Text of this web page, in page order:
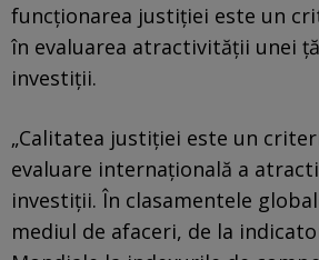
funcționarea justiției este un
în evaluarea atractivității unei
investiții.
„Calitatea justiției este un
evaluare internațională a
investiții. În clasamentele
mediul de afaceri, de la